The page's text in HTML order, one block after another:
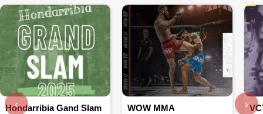
Hondarribia Gand Slam WOW MMA
‹ ›